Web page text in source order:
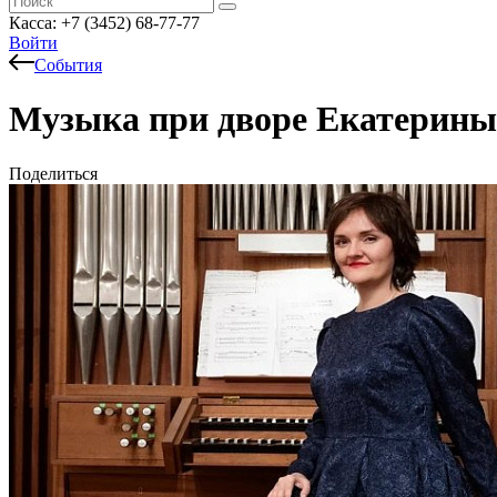
Касса: +7 (3452) 68-77-77
Войти
События
Музыка при дворе
Поделиться